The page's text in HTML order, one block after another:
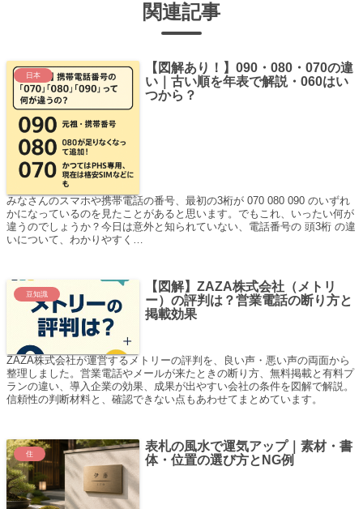
関連記事
日本
【図解あり！】090・080・070の違
い｜古い順を年表で解説・060はい
つから？
みなさんのスマホや携帯電話の番号、最初の3桁が 070 080 090 のいずれ
かになっているのを見たことがあると思います。でもこれ、いったい何が
違うのでしょうか？今日は意外と知られていない、電話番号の 頭3桁 の違
いについて、わかりやすく…
豆知識
【図解】ZAZA株式会社（メトリ
ー）の評判は？営業電話の断り方と
掲載効果
ZAZA株式会社が運営するメトリーの評判を、良い声・悪い声の両面から
整理しました。営業電話やメールが来たときの断り方、無料掲載と有料プ
ランの違い、導入企業の効果、成果が出やすい会社の条件を図解で解説。
信頼性の判断材料と、確認できない点もあわせてまとめています。
住
表札の風水で運気アップ｜素材・書
体・位置の選び方とNG例